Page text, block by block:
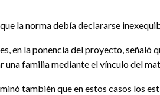
la norma debía declararse
en la ponencia del proyecto,
una familia mediante el vínculo del
también que en estos casos los